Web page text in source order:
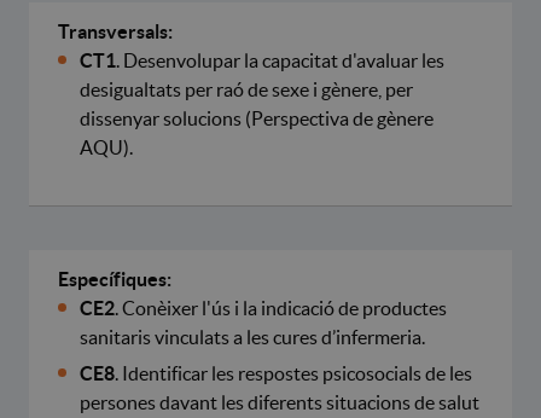
Transversals:
CT1 . Desenvolupar la capacitat d'avaluar les
desigualtats per raó de sexe i gènere, per
dissenyar solucions (Perspectiva de gènere
AQU).
Específiques:
CE2 . Conèixer l'ús i la indicació de productes
sanitaris vinculats a les cures d’infermeria.
CE8 . Identificar les respostes psicosocials de les
persones davant les diferents situacions de salut